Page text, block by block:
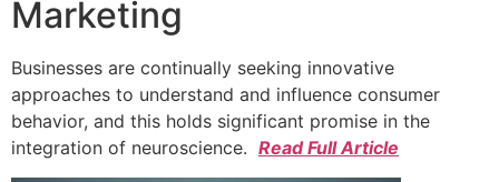
Marketing
Businesses are continually seeking innovative
approaches to understand and influence consumer
behavior, and this holds significant promise in the
integration of neuroscience. Read Full Article